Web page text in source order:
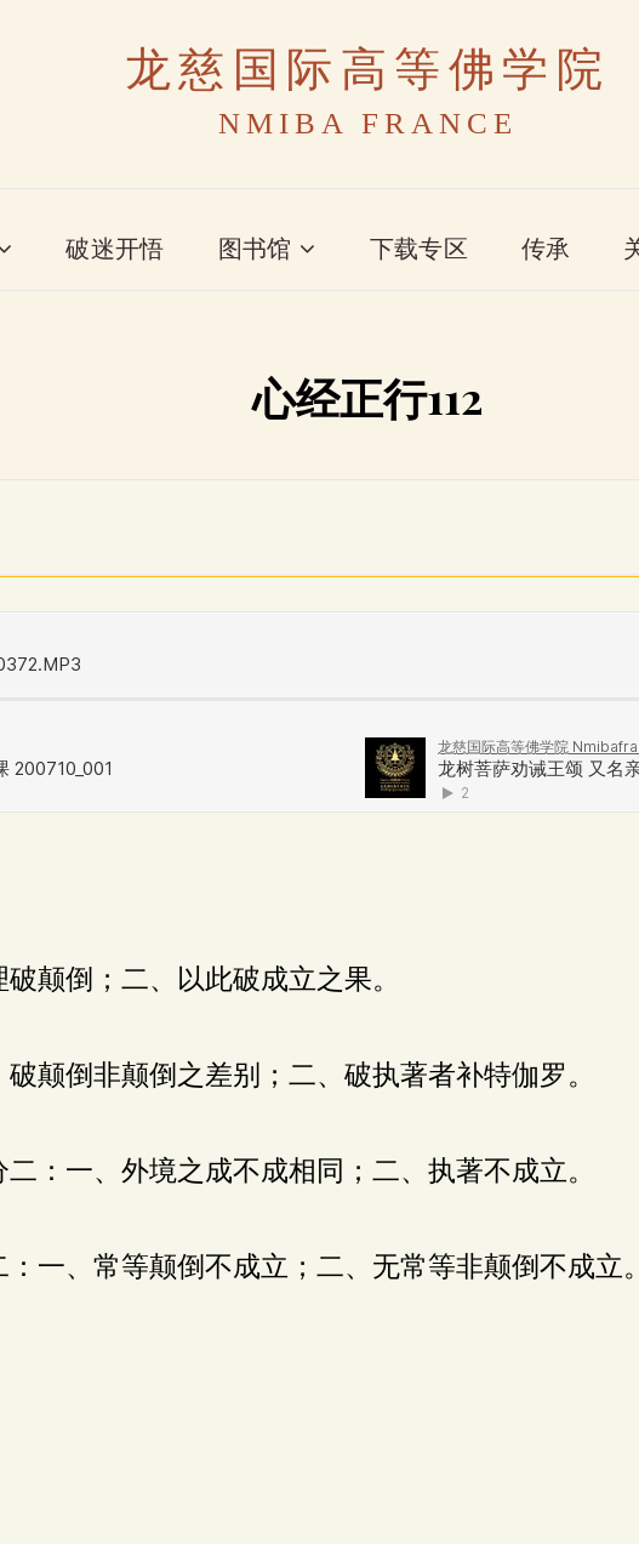
龙慈国际高等佛学院
NMIBA FRANCE
破迷开悟 图书馆 下载专区 传承
心经正行112
颠倒；二、以此破成立之果。
颠倒非颠倒之差别；二、破执著者补特伽罗。
：一、外境之成不成相同；二、执著不成立。
一、常等颠倒不成立；二、无常等非颠倒不成立